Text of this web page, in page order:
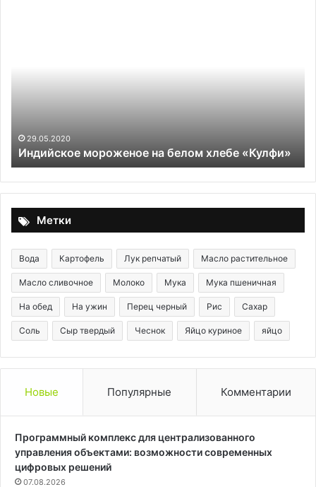
29.05.2020
Индийское мороженое на белом хлебе «Кулфи»
Метки
Вода Картофель Лук репчатый Масло растительное
Масло сливочное Молоко Мука Мука пшеничная
На обед На ужин Перец черный Рис Сахар
Соль Сыр твердый Чеснок Яйцо куриное яйцо
Новые Популярные Комментарии
Программный комплекс для централизованного
управления объектами: возможности современных
цифровых решений
07.08.2026